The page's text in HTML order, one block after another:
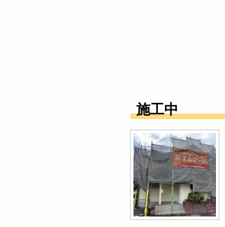
施工中